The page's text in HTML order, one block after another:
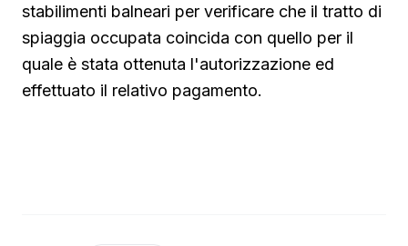
stabilimenti balneari per verificare che il tratto di
spiaggia occupata coincida con quello per il
quale è stata ottenuta l'autorizzazione ed
effettuato il relativo pagamento.